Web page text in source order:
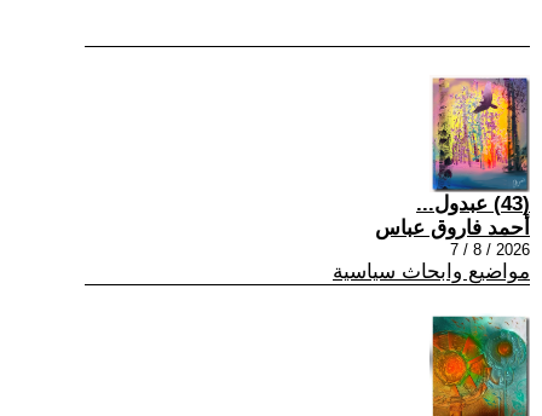
(43) عبدول...
أحمد فاروق عباس
2026 / 8 / 7
مواضيع وابحاث سياسية